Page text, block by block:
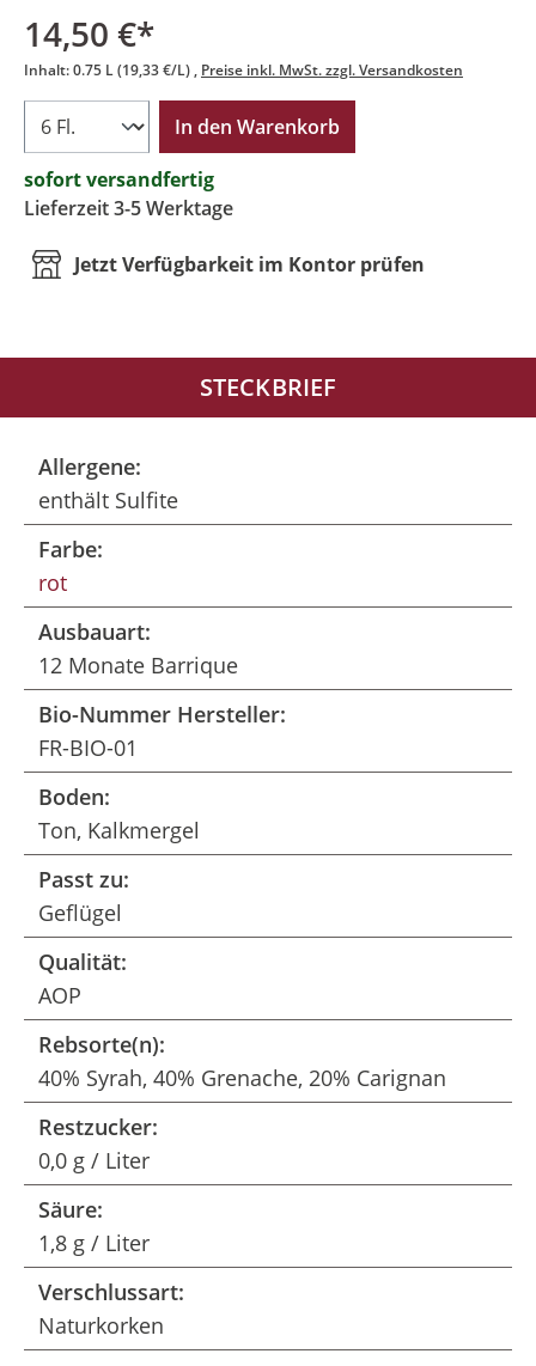
14,50 €*
Inhalt:0.75 L(19,33 €/L) Preise inkl. MwSt. zzgl. Versandkosten
In den Warenkorb
sofort versandfertig
Lieferzeit 3-5 Werktage
Jetzt Verfügbarkeit im Kontor prüfen
STECKBRIEF
Allergene:
enthält Sulfite
Farbe:
rot
Ausbauart:
12 Monate Barrique
Bio-Nummer Hersteller:
FR-BIO-01
Boden:
Ton, Kalkmergel
Passt zu:
Geflügel
Qualität:
AOP
Rebsorte(n):
40% Syrah, 40% Grenache, 20% Carignan
Restzucker:
0,0 g / Liter
Säure:
1,8 g / Liter
Verschlussart:
Naturkorken